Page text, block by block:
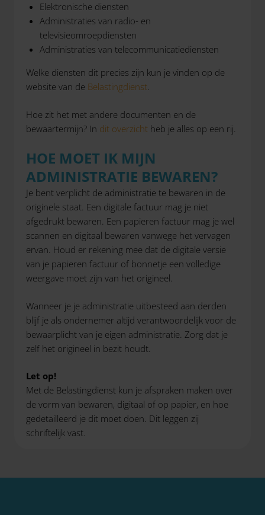
Elektronische diensten
Administraties van radio- en
televisieomroepdiensten
Administraties van telecommunicatiediensten
Welke diensten dit precies zijn kun je vinden op de
website van de Belastingdienst.
Hoe zit het met andere documenten en de
bewaartermijn? In dit overzicht heb je alles op een rij.
HOE MOET IK MIJN
ADMINISTRATIE BEWAREN?
Je bent verplicht de administratie te bewaren in de
originele staat. Een digitale factuur mag je niet
afgedrukt bewaren. Een papieren factuur mag je wel
scannen en digitaal bewaren vanwege het vervagen
ervan. Houd er rekening mee dat de digitale versie
van je papieren factuur of bonnetje een volledige
weergave moet zijn van het origineel.
Wanneer je je administratie uitbesteed aan derden
blijf je als ondernemer altijd verantwoordelijk voor de
bewaarplicht van je eigen administratie. Zorg dat je
zelf het origineel in bezit houdt.
Let op!
Met de Belastingdienst kun je afspraken maken over
de vorm van bewaren, digitaal of op papier, en hoe
gedetailleerd je dit moet doen. Dit leggen zij
schriftelijk vast.